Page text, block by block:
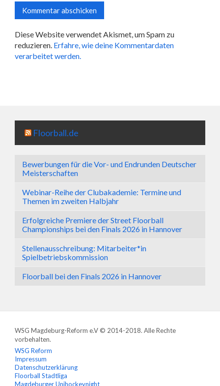
Diese Website verwendet Akismet, um Spam zu
reduzieren. Erfahre, wie deine Kommentardaten
verarbeitet werden.
Floorball.de
Bewerbungen für die Vor- und Endrunden Deutscher
Meisterschaften
Webinar-Reihe der Clubakademie: Termine und
Themen im zweiten Halbjahr
Erfolgreiche Premiere der Street Floorball
Championships bei den Finals 2026 in Hannover
Stellenausschreibung: Mitarbeiter*in
Spielbetriebskommission
Floorball bei den Finals 2026 in Hannover
WSG Magdeburg-Reform e.V © 2014-2018. Alle Rechte
vorbehalten.
WSG Reform
Impressum
Datenschutzerklärung
Floorball Stadtliga
Magdeburger Unihockeynight